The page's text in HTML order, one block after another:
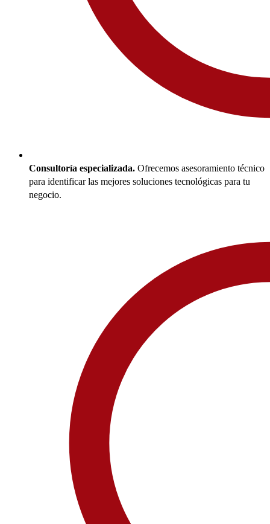
Consultoría especializada. Ofrecemos asesoramiento técnico
para identificar las mejores soluciones tecnológicas para tu
negocio.